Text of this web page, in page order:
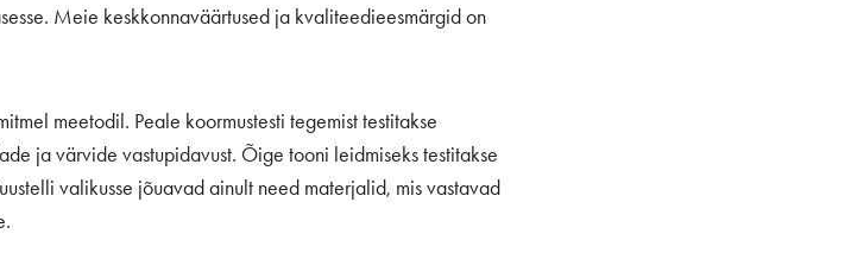
Meie keskkonnaväärtused ja kvaliteedieesmärgid on
meetodil. Peale koormustesti tegemist testitakse
ja värvide vastupidavust. Õige tooni leidmiseks testitakse
valikusse jõuavad ainult need materjalid, mis vastavad